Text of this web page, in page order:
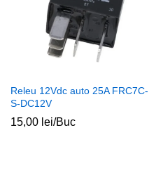
Releu 12Vdc auto 25A FRC7C-
S-DC12V
15,00 lei/Buc